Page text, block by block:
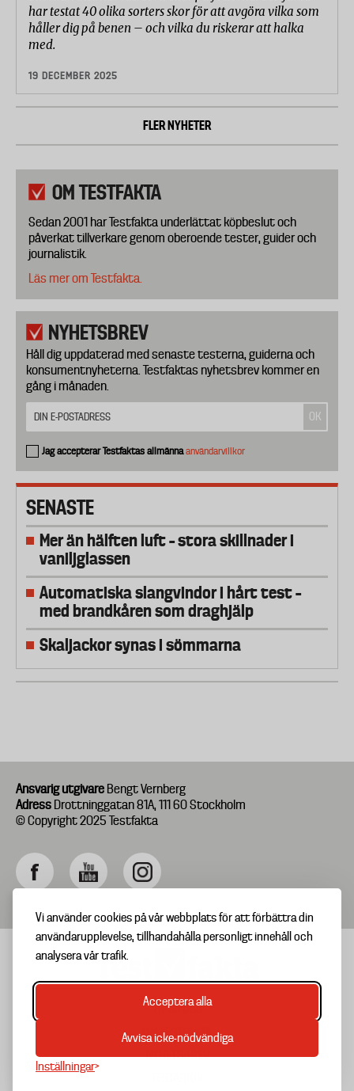
Vi använder cookies på vår webbplats för att förbättra din
användarupplevelse, tillhandahålla personligt innehåll och
analysera vår trafik.
Acceptera alla
Avvisa icke-nödvändiga
Inställningar
har testat 40 olika sorters skor för att avgöra vilka som
håller dig på benen – och vilka du riskerar att halka
med.
19 DECEMBER 2025
FLER NYHETER
OM TESTFAKTA
Sedan 2001 har Testfakta underlättat köpbeslut och
påverkat tillverkare genom oberoende tester, guider och
journalistik.
Läs mer om Testfakta.
NYHETSBREV
Håll dig uppdaterad med senaste testerna, guiderna och
konsumentnyheterna. Testfaktas nyhetsbrev kommer en
gång i månaden.
Jag accepterar Testfaktas allmännaanvändarvillkor
SENASTE
Mer än hälften luft – stora skillnader i
vaniljglassen
Automatiska slangvindor i hårt test –
med brandkåren som draghjälp
Skaljackor synas i sömmarna
Ansvarig utgivare Bengt Vernberg
Adress Drottninggatan 81A, 111 60 Stockholm
© Copyright 2025 Testfakta
Footer
menu
TIPSA OSS
OM TESTFAKTA
NYHETSBREV